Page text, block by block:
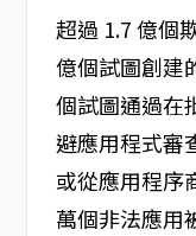
超過 1.7 億個
億個試圖創建
個試圖通過在
避應用程式審
或從應用程序
萬個非法應用